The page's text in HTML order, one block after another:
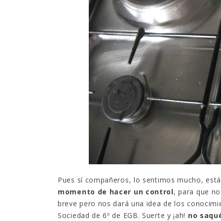
Pues sí compañeros, lo sentimos mucho,
momento de hacer un control, para que
breve pero nos dará una idea de los
Sociedad de 6º de EGB. Suerte y ¡ah! no
¿Sabías que…? Diez
curiosidades que igual no
sabes de cuando íbamos a
8 febrero, 2023
Gana el nuevo juego Yo
Fui a EGB ‘¿Verdad, reto o
consecuencia?’
respondiendo correctamente estas
5 preguntas
15 diciembre, 2022
Prime Video estrena
‘Mañana es hoy’ y
recordamos cosas que se
pusieron de moda en los 90 que ya
2 diciembre, 2022
Rider
18
tres
18
17